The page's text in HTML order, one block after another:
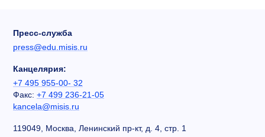
Пресс-служба
press@edu.misis.ru
Канцелярия:
+7 495 955-00- 32
Факс: +7 499 236-21-05
kancela@misis.ru
119049, Москва, Ленинский пр-кт, д. 4, стр. 1